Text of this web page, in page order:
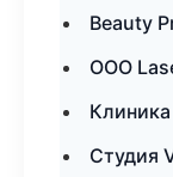
Beauty
ООО
Студия